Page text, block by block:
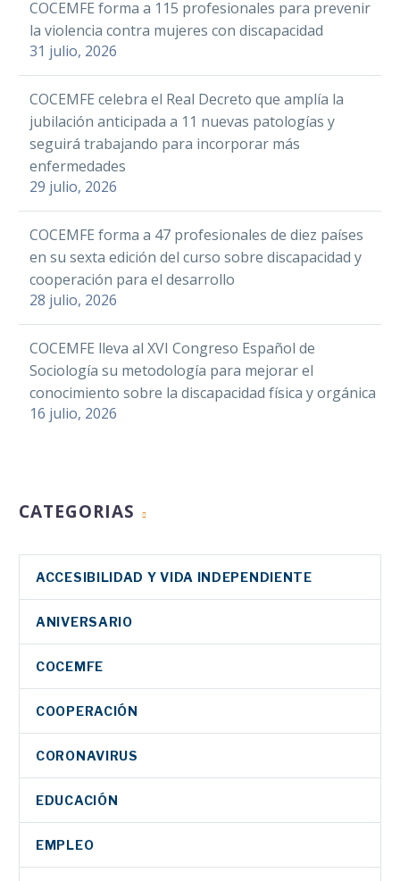
COCEMFE forma a 115 profesionales para prevenir
la violencia contra mujeres con discapacidad
31 julio, 2026
COCEMFE celebra el Real Decreto que amplía la
jubilación anticipada a 11 nuevas patologías y
seguirá trabajando para incorporar más
enfermedades
29 julio, 2026
COCEMFE forma a 47 profesionales de diez países
en su sexta edición del curso sobre discapacidad y
cooperación para el desarrollo
28 julio, 2026
COCEMFE lleva al XVI Congreso Español de
Sociología su metodología para mejorar el
conocimiento sobre la discapacidad física y orgánica
16 julio, 2026
CATEGORIAS
ACCESIBILIDAD Y VIDA INDEPENDIENTE
ANIVERSARIO
COCEMFE
COOPERACIÓN
CORONAVIRUS
EDUCACIÓN
EMPLEO